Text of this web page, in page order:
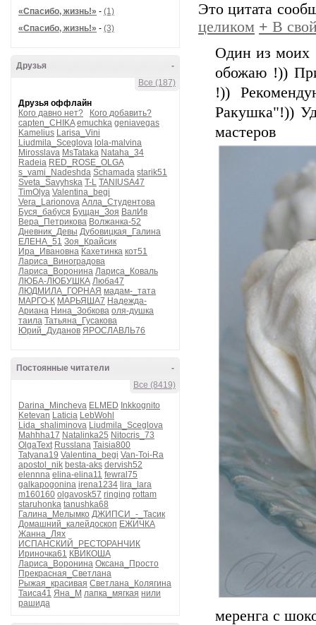
«Спасибо, жизнь!» - (1)
«Спасибо, жизнь!» - (3)
-
Друзья
Все (187)
Друзья оффлайн
Кого давно нет?
Кого добавить?
capten_CHIKA emuchka geniavegas
Kamelius Larisa_Vini
Liudmila_Sceglova lola-malvina
Mirosslava MsTataka Nataha_34
Radeia RED_ROSE_OLGA
s_vami_Nadeshda Schamada starik51
Sveta_Savyhska T-L TANIUSA47
TimOlya Valentina_begi
Vera_Larionova Алла_Студентова
Буся_бабуся Бущан_Зоя ВалИв
Вера_Петрикова Волжанка-52
Дневник_Девы Дубовицкая_Галина
ЕЛЕНА_51 Зоя_Крайсик
Ира_Ивановна Кахетинка кот51
Лариса_Виноградова
Лариса_Воронина Лариса_Коваль
ЛЮБА-ЛЮБУШКА Люба47
ЛЮДМИЛА_ГОРНАЯ мадам-_тата
МАРГО-К МАРЬЯША7 Надежда-
Ариана Нина_Зобкова оля-душка
таила Татьяна_Гусакова
Юрий_Дуданов ЯРОСЛАВЛЬ76
-
Постоянные читатели
Все (8419)
Darina_Mincheva ELMED Inkkognito
Ketevan Laticia LebWohl
Lida_shaliminova Liudmila_Sceglova
Mahhha17 Natalinka25 Nitocris_73
OlgaText Russlana Taisia800
Tatyana19 Valentina_begi Van-Toi-Ra
apostol_nik besta-aks dervish52
elennna elina-elina11 fewral75
galkapogonina irena1234 lira_lara
m160160 olgavosk57 ringing rottam
staruhonka tanushka68
Галина_Мелымко ДЖИПСИ_-_Тасик
Домашний_калейдоскоп ЕЖИЧКА
Жанна_Лях
ИСПАНСКИЙ_РЕСТОРАНЧИК
Ириночка61 КВИКОША
Лариса_Воронина Оксана_Просто
Прекрасная_Светлана
Рыжая_красивая Светлана_Колягина
Таиса41 Яна_М лапка_мягкая нили
рашида
Это цитата
целиком + В
Один из моих
обожаю !))
!))
Ракушка"!))
меренга с